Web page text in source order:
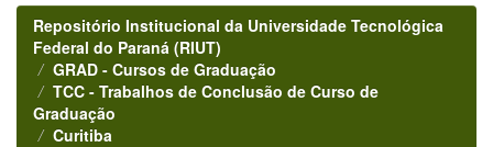
Repositório Institucional da Universidade Tecnológica
Federal do Paraná (RIUT)
GRAD - Cursos de Graduação
TCC - Trabalhos de Conclusão de Curso de
Graduação
Curitiba